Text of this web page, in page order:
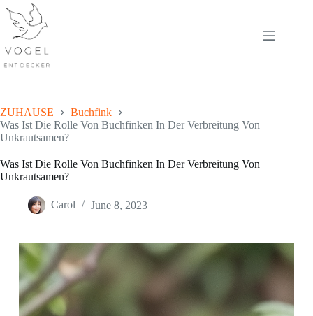
content
ZUHAUSE
Buchfink
Was Ist Die Rolle Von Buchfinken In Der Verbreitung Von
Unkrautsamen?
Was Ist Die Rolle Von Buchfinken In Der Verbreitung Von
Unkrautsamen?
Carol June 8, 2023